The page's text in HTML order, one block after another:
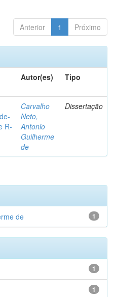
Anterior 1 Próximo
Autor(es) Tipo
R-
Carvalho
Neto,
Antonio
Guilherme
de
Dissertação
1
de
1
1